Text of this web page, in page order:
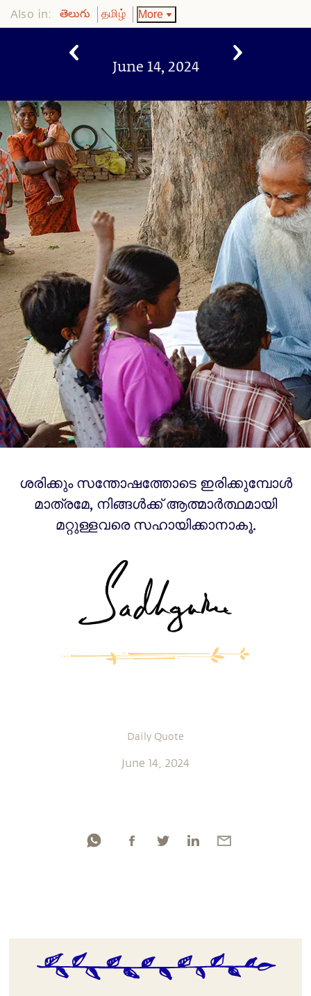
Also in: తెలుగు தமிழ் More
June 14, 2024
ശരിക്കും സന്തോഷത്തോടെ ഇരിക്കുമ്പോൾ
മാത്രമേ, നിങ്ങൾക്ക് ആത്മാർത്ഥമായി
മറ്റുള്ളവരെ സഹായിക്കാനാകൂ.
Daily Quote
June 14, 2024